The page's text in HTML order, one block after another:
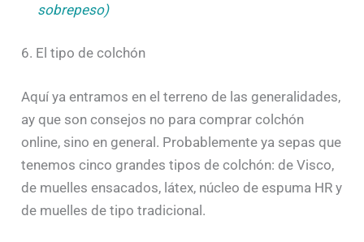
sobrepeso)
6. El tipo de colchón
Aquí ya entramos en el terreno de las generalidades,
ay que son consejos no para comprar colchón
online, sino en general. Probablemente ya sepas que
tenemos cinco grandes tipos de colchón: de Visco,
de muelles ensacados, látex, núcleo de espuma HR y
de muelles de tipo tradicional.